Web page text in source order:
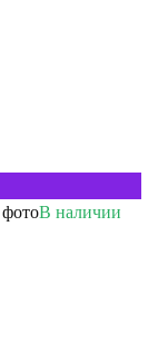
В наличии